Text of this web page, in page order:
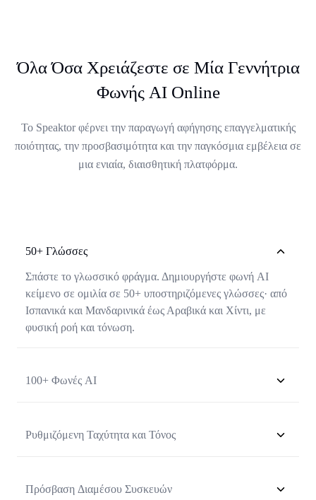
Όλα Όσα Χρειάζεστε σε Μία Γεννήτρια
Φωνής AI Online
Το Speaktor φέρνει την παραγωγή αφήγησης επαγγελματικής
ποιότητας, την προσβασιμότητα και την παγκόσμια εμβέλεια σε
μια ενιαία, διαισθητική πλατφόρμα.
50+ Γλώσσες
Σπάστε το γλωσσικό φράγμα. Δημιουργήστε φωνή AI
κείμενο σε ομιλία σε 50+ υποστηριζόμενες γλώσσες· από
Ισπανικά και Μανδαρινικά έως Αραβικά και Χίντι, με
φυσική ροή και τόνωση.
100+ Φωνές AI
στυλ ομιλίας. Κάθε φωνή είναι ρυθμισμένη για
Ρυθμιζόμενη Ταχύτητα και Τόνος
περιεχόμενο προσβασιμότητας, υλικά εκμάθησης
Πρόσβαση Διαμέσου Συσκευών